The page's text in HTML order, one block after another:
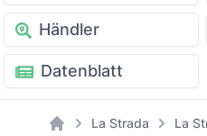
Händler
Datenblatt
La Strada La